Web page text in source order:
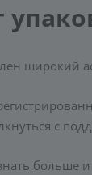
широкий
с
больше